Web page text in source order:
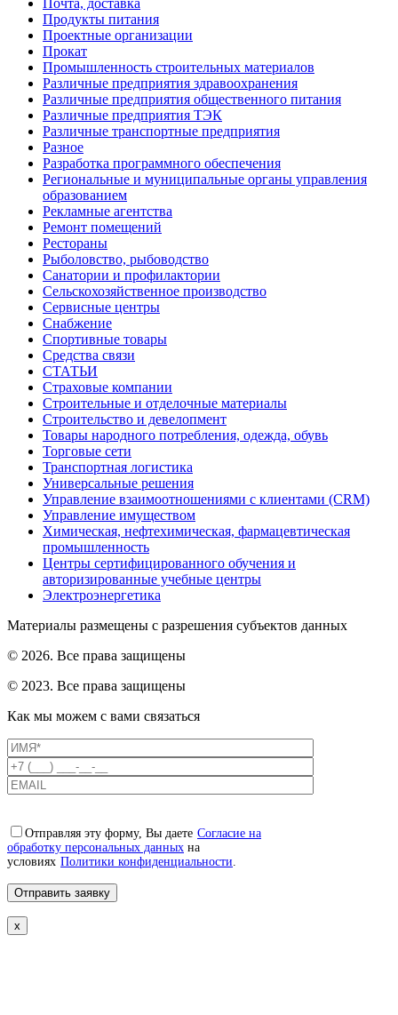
Почта, доставка
Продукты питания
Проектные организации
Прокат
Промышленность строительных материалов
Различные предприятия здравоохранения
Различные предприятия общественного питания
Различные предприятия ТЭК
Различные транспортные предприятия
Разное
Разработка программного обеспечения
Региональные и муниципальные органы управления
образованием
Рекламные агентства
Ремонт помещений
Рестораны
Рыболовство, рыбоводство
Санатории и профилактории
Сельскохозяйственное производство
Сервисные центры
Снабжение
Спортивные товары
Средства связи
СТАТЬИ
Страховые компании
Строительные и отделочные материалы
Строительство и девелопмент
Товары народного потребления, одежда, обувь
Торговые сети
Транспортная логистика
Универсальные решения
Управление взаимоотношениями с клиентами (CRM)
Управление имуществом
Химическая, нефтехимическая, фармацевтическая
промышленность
Центры сертифицированного обучения и
авторизированные учебные центры
Электроэнергетика
Материалы размещены с разрешения субъектов данных
© 2026. Все права защищены
© 2023. Все права защищены
Как мы можем с вами связаться
Отправляя эту форму, Вы даете Согласие на
обработку персональных данных на
условиях Политики конфиденциальности.
x